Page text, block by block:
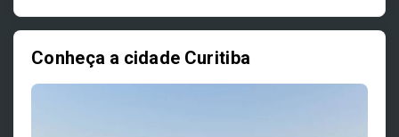
Conheça a cidade Curitiba